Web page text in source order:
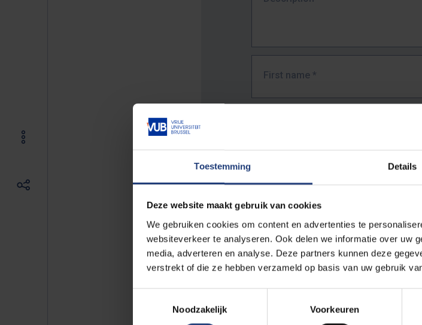
Toestemming Details
Deze website maakt gebruik van cookies
We gebruiken cookies om content en advertenties te
websiteverkeer te analyseren. Ook delen we informatie over uw
media, adverteren en analyse. Deze partners kunnen deze
verstrekt of die ze hebben verzameld op basis van uw gebruik
Noodzakelijk
Voorkeuren
First name *
The full URL of the page where you encountered the
E.g. https://www.vub.be/nl/studeren-aan-de-vub/alle-